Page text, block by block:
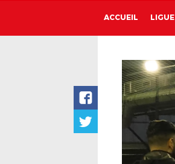
ACCUEIL LIGUE